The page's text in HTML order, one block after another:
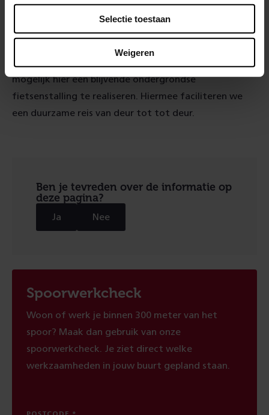
Selectie toestaan
Weigeren
mogelijk hier een blijvende ondergrondse
fietsenstalling te realiseren. Hiermee faciliteren we
een duurzame reis van deur tot tot deur.
Ben je tevreden over de informatie op
deze pagina?
Ja Nee
Spoorwerkcheck
Woon of werk je binnen 300 meter van het
spoor? Maak dan gebruik van onze
spoorwerkcheck. Je ziet direct welke
werkzaamheden in jouw buurt gepland staan.